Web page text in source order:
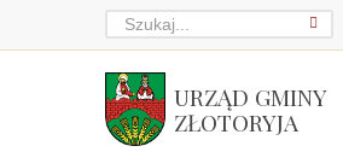
URZĄD GMINY
ZŁOTORYJA